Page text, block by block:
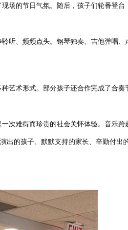
场的节日气氛。随后，孩子们轮番登台
听、频频点头。钢琴独奏、吉他弹唱
艺术形式。部分孩子还合作完成了合
次难得而珍贵的社会关怀体验。音乐
的孩子、默默支持的家长、辛勤付出